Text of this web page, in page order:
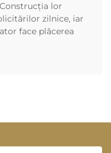
lor
zilnice, iar
face plăcerea